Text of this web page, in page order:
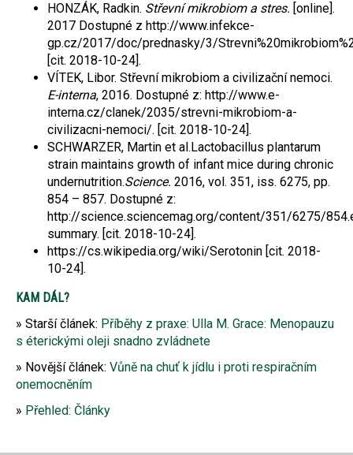
HONZÁK, Radkin. Střevní mikrobiom a stres. [online].
2017 Dostupné z http://www.infekce-
gp.cz/2017/doc/prednasky/3/
[cit. 2018-10-24].
VÍTEK, Libor. Střevní mikrobiom a civilizační nemoci.
E-interna, 2016. Dostupné z: http://www.e-
interna.cz/clanek/2035/strevni-mikrobiom-a-
civilizacni-nemoci/. [cit. 2018-10-24].
SCHWARZER, Martin et al.Lactobacillus plantarum
strain maintains growth of infant mice during chronic
undernutrition.Science. 2016, vol. 351, iss. 6275, pp.
854 – 857. Dostupné z:
http://science.sciencemag.org/content/351/6275/
summary. [cit. 2018-10-24].
https://cs.wikipedia.org/wiki/Serotonin [cit. 2018-
10-24].
KAM DÁL?
Starší článek: Příběhy z praxe: Ulla M. Grace: Menopauzu
s éterickými oleji snadno zvládnete
Novější článek: Vůně na chuť k jídlu i proti respiračním
onemocněním
Přehled: Články